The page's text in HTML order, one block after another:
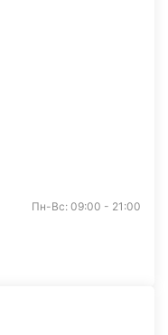
Пн-Вс: 09:00 - 21:00